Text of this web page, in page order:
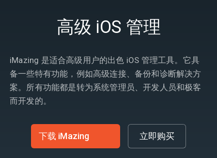
高级 iOS 管理
iMazing 是适合高级用户的出色 iOS 管理工具。它具
备一些特有功能，例如高级连接、备份和诊断解决方
案。所有功能都是转为系统管理员、开发人员和极客
而开发的。
下载 iMazing 立即购买